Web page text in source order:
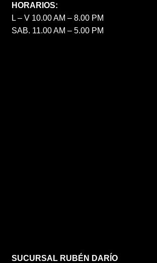
HORARIOS:
L – V 10.00 AM – 8.00 PM
SAB. 11.00 AM – 5.00 PM
SUCURSAL RUBÉN DARÍO